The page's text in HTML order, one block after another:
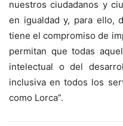
nuestros ciudadanos y
en igualdad y, para ello,
tiene el compromiso de
permitan que todas
intelectual o del
inclusiva en todos los
como Lorca”.